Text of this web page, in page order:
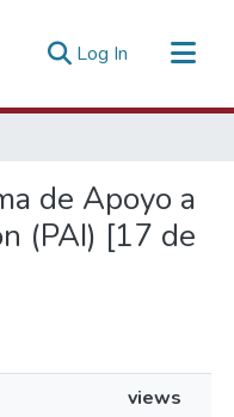
Log In (current)
de Apoyo a
(PAI) [17 de
views